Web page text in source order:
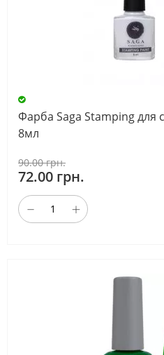
Фарба Saga Stamping для
8мл
90.00 грн.
72.00 грн.